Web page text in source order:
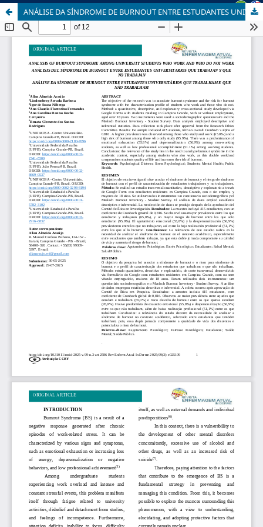
ANÁLISE DA SÍNDROME DE BURNOUT ENTRE ESTUDANTES UNIVERSITÁRIOS QUE TRABALHAM E QUE NÃO TRABALHAM